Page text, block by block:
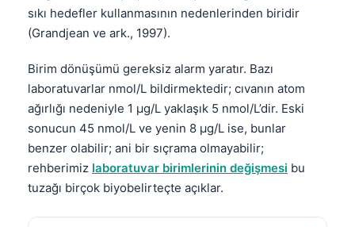
sıkı hedefler kullanmasının nedenlerinden biridir
(Grandjean ve ark., 1997).
Birim dönüşümü gereksiz alarm yaratır. Bazı
laboratuvarlar nmol/L bildirmektedir; cıvanın atom
ağırlığı nedeniyle 1 µg/L yaklaşık 5 nmol/L’dir. Eski
sonucun 45 nmol/L ve yenin 8 µg/L ise, bunlar
benzer olabilir; ani bir sıçrama olmayabilir;
rehberimiz laboratuvar birimlerinin değişmesi bu
tuzağı birçok biyobelirteçte açıklar.